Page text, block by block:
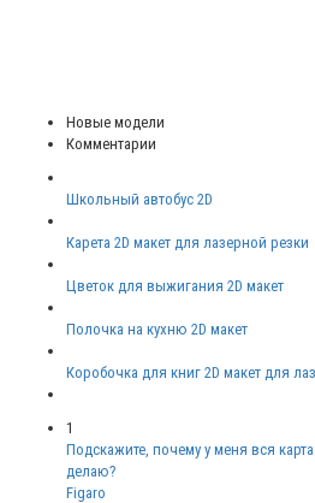
Новые модели
Комментарии
Школьный автобус 2D
Карета 2D макет для лазерной резки
Цветок для выжигания 2D макет
Полочка на кухню 2D макет
Коробочка для книг 2D макет для
1
Подскажите, почему у меня вся
делаю?
Figaro